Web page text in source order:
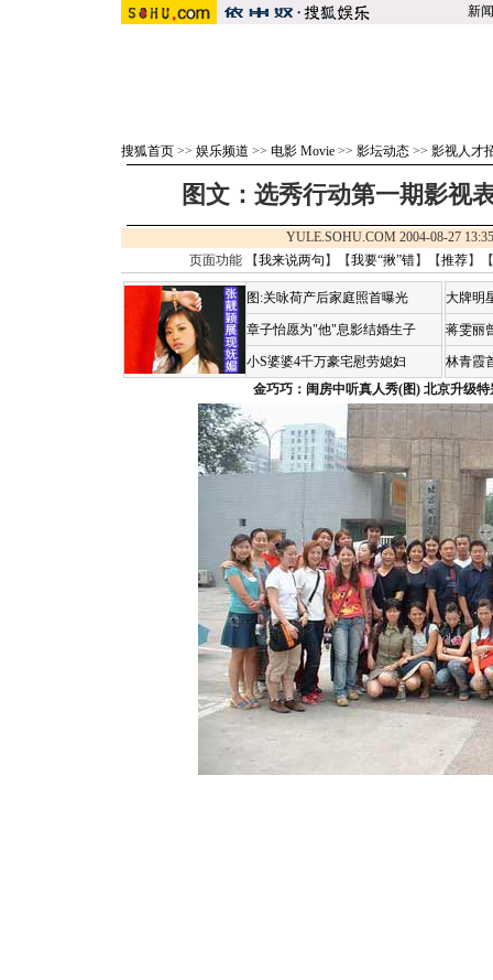
新闻
搜狐首页 >> 娱乐频道 >> 电影 Movie >> 影坛动态 >> 影视人才
图文：选秀行动第一期影视
YULE.SOHU.COM 2004-08-27
页面功能 【我来说两句 】【我要“揪”错】【推荐】
图:关咏荷产后家庭照首曝光
章子怡愿为"他"息影结婚生子
小S婆婆4千万豪宅慰劳媳妇
大牌明
蒋雯丽
林青霞
金巧巧：闺房中听真人秀(图) 北京升级